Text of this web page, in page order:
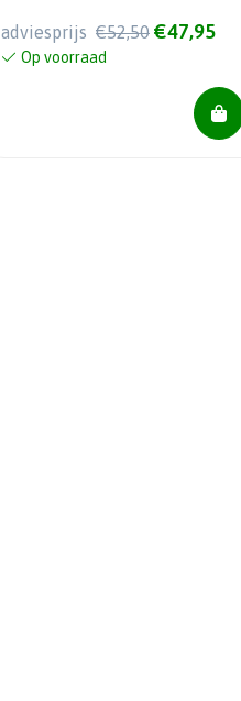
adviesprijs €52,50 €47,95
Op voorraad